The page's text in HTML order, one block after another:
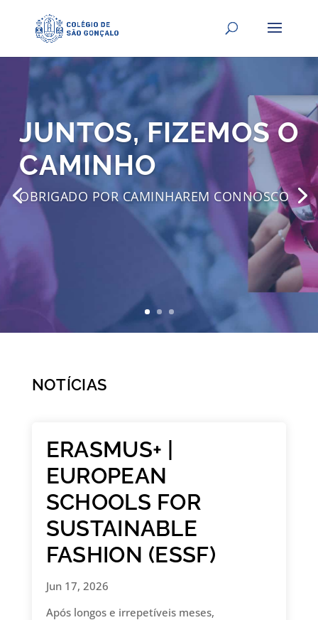
JUNTOS, FIZEMOS O
CAMINHO
OBRIGADO POR CAMINHAREM CONNOSCO
NOTÍCIAS
ERASMUS+ |
EUROPEAN
SCHOOLS FOR
SUSTAINABLE
FASHION (ESSF)
Jun 17, 2026
Após longos e irrepetíveis meses,